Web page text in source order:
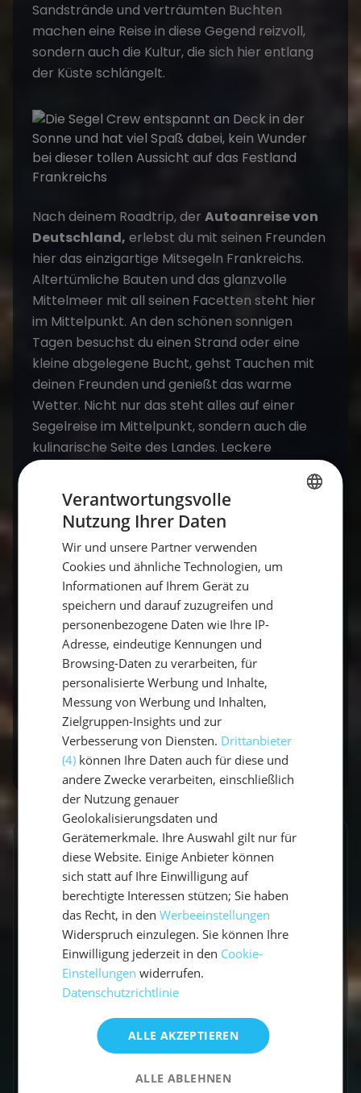
Sandstrände und verträumten Buchten
machen eine Reise in diese Gegend reizvoll,
sondern auch die Kultur, die sich hier entlang
der Küste schlängelt.
Nach deinem Roadtrip, der Autoanreise von
Deutschland, erlebst du mit seinen Freunden
hier das einzigartige Mitsegeln Frankreichs.
Altertümliche Bauten und das glanzvolle
Mittelmeer mit all seinen Facetten steht hier
im Mittelpunkt. An den schönen sonnigen
Tagen besuchst du einen Strand oder eine
kleine abgelegene Bucht, gehst Tauchen mit
deinen Freunden und genießt das warme
Wetter. Nicht nur das steht alles auf einer
Segelreise im Mittelpunkt, sondern auch die
kulinarische Seite des Landes. Leckere
französische Gerichte landen hier auf dem
Teller und das noch in Hafen- oder
Strandnähe. Feinschmecker können es sich
hier also ebenfalls bequem machen.
– genau das Richtige für dich!
Kontakt
Buchen
Lucas Schmitt
Travel Experte
Ich bin Lucas, Travel Experte und war schon
auf allen Kontinenten unterwegs. Ich Liebe das
Segeln und Nehme euch gerne mit auf meine
Verantwortungsvolle
Nutzung Ihrer Daten
Wir und unsere Partner verwenden
Cookies und ähnliche Technologien, um
Informationen auf Ihrem Gerät zu
speichern und darauf zuzugreifen und
personenbezogene Daten wie Ihre IP-
Adresse, eindeutige Kennungen und
Browsing-Daten zu verarbeiten, für
personalisierte Werbung und Inhalte,
Messung von Werbung und Inhalten,
Zielgruppen-Insights und zur
Verbesserung von Diensten. Drittanbieter
(4) können Ihre Daten auch für diese und
andere Zwecke verarbeiten, einschließlich
der Nutzung genauer
Geolokalisierungsdaten und
Gerätemerkmale. Ihre Auswahl gilt nur für
diese Website. Einige Anbieter können
sich statt auf Ihre Einwilligung auf
berechtigte Interessen stützen; Sie haben
das Recht, in denWerbeeinstellungen
Widerspruch einzulegen. Sie können Ihre
Einwilligung jederzeit in den Cookie-
Einstellungen widerrufen.
Datenschutzrichtlinie
ALLE AKZEPTIEREN
ALLE ABLEHNEN